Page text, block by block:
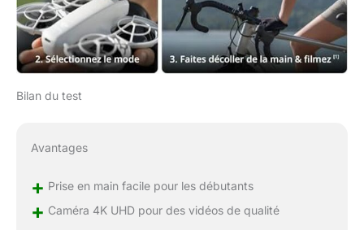
Bilan du test
Avantages
+ Prise en main facile pour les débutants
+ Caméra 4K UHD pour des vidéos de qualité